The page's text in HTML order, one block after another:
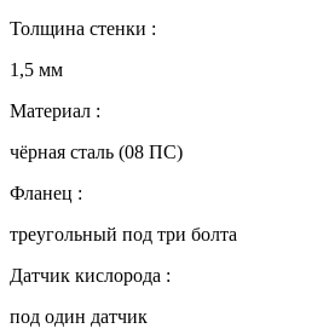
Толщина стенки :
1,5 мм
Материал :
чёрная сталь (08 ПC)
Фланец :
треугольный под три болта
Датчик кислорода :
под один датчик